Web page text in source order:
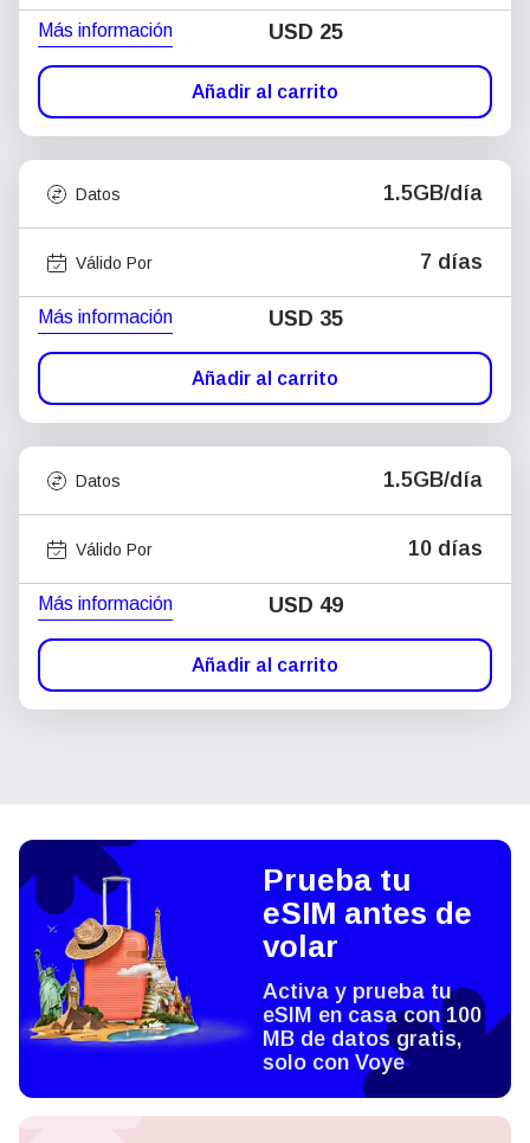
Más información USD 25
Añadir al carrito
Datos 1.5GB/día
Válido Por 7 días
Más información USD 35
Añadir al carrito
Datos 1.5GB/día
Válido Por 10 días
Más información USD 49
Añadir al carrito
Prueba tu
eSIM antes de
volar
Activa y prueba tu
eSIM en casa con 100
MB de datos gratis,
solo con Voye